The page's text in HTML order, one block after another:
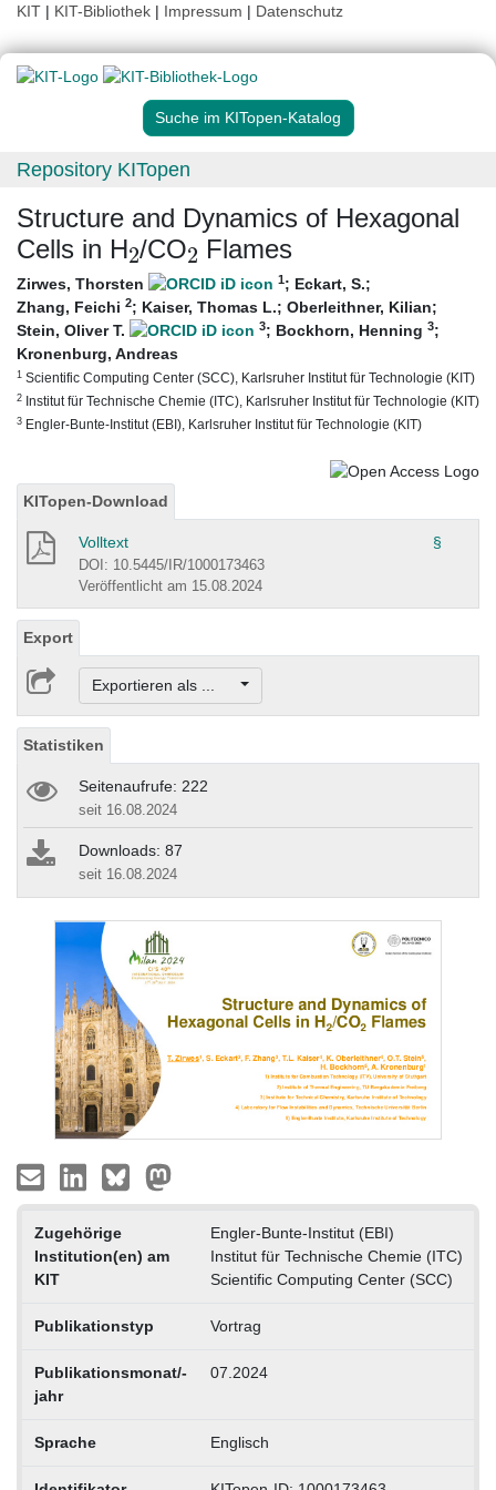
KIT | KIT-Bibliothek | Impressum | Datenschutz
Suche im KITopen-Katalog
Repository KITopen
Structure and Dynamics of Hexagonal
Cells in H
2
/CO
2
Flames
Zirwes, Thorsten 1; Eckart, S.;
Zhang, Feichi 2; Kaiser, Thomas L.; Oberleithner, Kilian;
Stein, Oliver T.
3; Bockhorn, Henning 3;
Kronenburg, Andreas
1 Scientific Computing Center (SCC), Karlsruher Institut für Technologie (KIT)
2 Institut für Technische Chemie (ITC), Karlsruher Institut für Technologie (KIT)
3 Engler-Bunte-Institut (EBI), Karlsruher Institut für Technologie (KIT)
KITopen-Download
Volltext §
DOI: 10.5445/IR/1000173463
Veröffentlicht am 15.08.2024
Export
Exportieren als ...
Statistiken
Seitenaufrufe: 222
seit 16.08.2024
Downloads: 87
seit 16.08.2024
Zugehörige
Institution(en) am
KIT
Engler-Bunte-Institut (EBI)
Institut für Technische Chemie (ITC)
Scientific Computing Center (SCC)
Publikationstyp Vortrag
Publikationsmonat/-
jahr
07.2024
Sprache Englisch